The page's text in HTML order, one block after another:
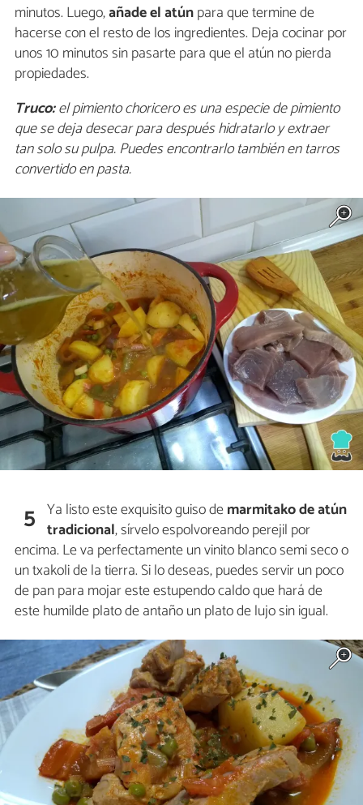
minutos. Luego,añade el atúnpara que termine de
hacerse con el resto de los ingredientes. Deja cocinar por
unos 10 minutos sin pasarte para que el atún no pierda
propiedades.
Truco:el pimiento choricero es una especie de pimiento
que se deja desecar para después hidratarlo y extraer
tan solo su pulpa. Puedes encontrarlo también en tarros
convertido en pasta.
5 Ya listo este exquisito guiso demarmitako de atún
tradicional, sírvelo espolvoreando perejil por
encima. Le va perfectamente un vinito blanco semi seco o
un txakoli de la tierra. Si lo deseas, puedes servir un poco
de pan para mojar este estupendo caldo que hará de
este humilde plato de antaño un plato de lujo sin igual.